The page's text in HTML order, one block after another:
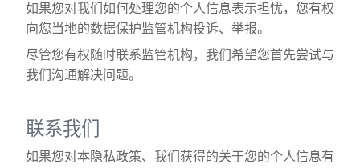
如果您对我们如何处理您的个人信息表示担忧，您有权
向您当地的数据保护监管机构投诉、举报。
尽管您有权随时联系监管机构，我们希望您首先尝试与
我们沟通解决问题。
联系我们
如果您对本隐私政策、我们获得的关于您的个人信息有